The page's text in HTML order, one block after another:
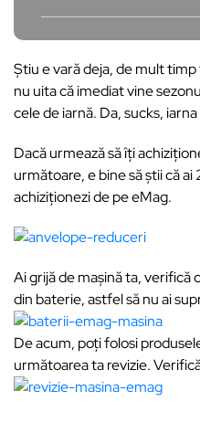
Știu e vară deja, de mult
nu uita că imediat vine
cele de iarnă. Da, sucks,
Dacă urmează să îți
următoare, e bine să știi că
achiziționezi de pe eMag.
Ai grijă de mașină ta,
din baterie, astfel să nu ai
De acum, poți folosi
următoarea ta revizie.